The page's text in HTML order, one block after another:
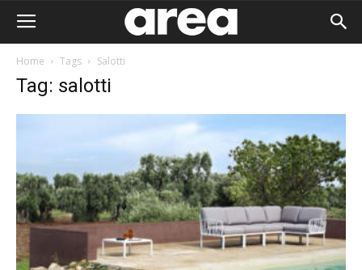
Home Tags Salotti
Tag: salotti